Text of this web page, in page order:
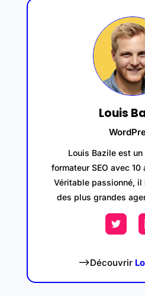
Louis
Louis Bazile est
formateur SEO avec
Véritable passionné, il
des plus grandes
–>Découvrir